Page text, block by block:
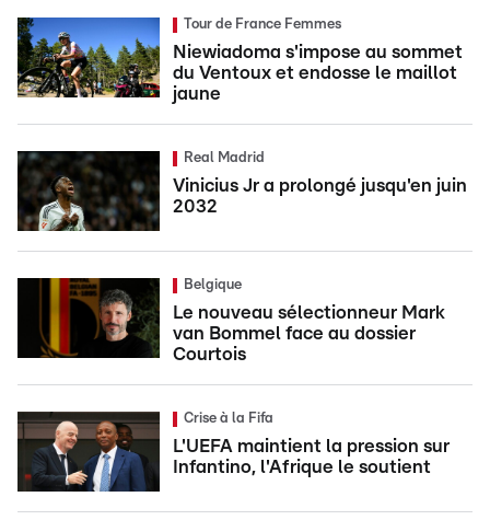
Tour de France Femmes
Niewiadoma s'impose au sommet
du Ventoux et endosse le maillot
jaune
Real Madrid
Vinicius Jr a prolongé jusqu'en juin
2032
Belgique
Le nouveau sélectionneur Mark
van Bommel face au dossier
Courtois
Crise à la Fifa
L'UEFA maintient la pression sur
Infantino, l'Afrique le soutient